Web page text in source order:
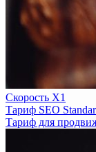
Скорость Х1
Тариф SEO
Тариф для